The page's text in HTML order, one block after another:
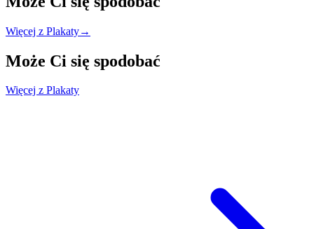
Więcej z Plakaty→
Może Ci się spodobać
Więcej z Plakaty